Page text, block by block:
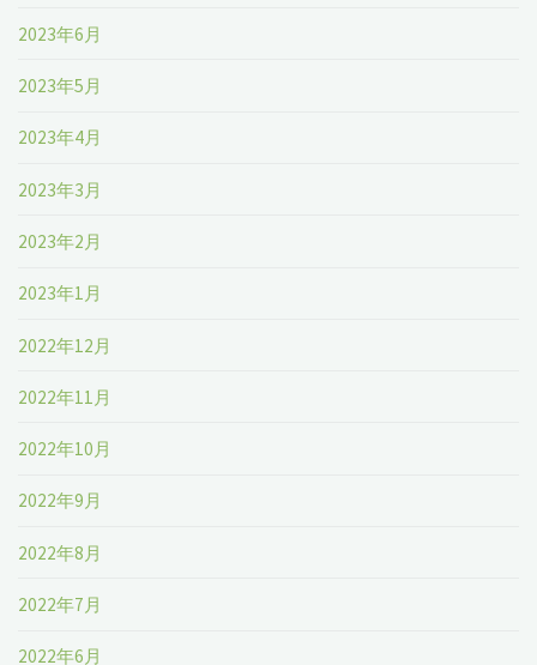
2023年6月
2023年5月
2023年4月
2023年3月
2023年2月
2023年1月
2022年12月
2022年11月
2022年10月
2022年9月
2022年8月
2022年7月
2022年6月